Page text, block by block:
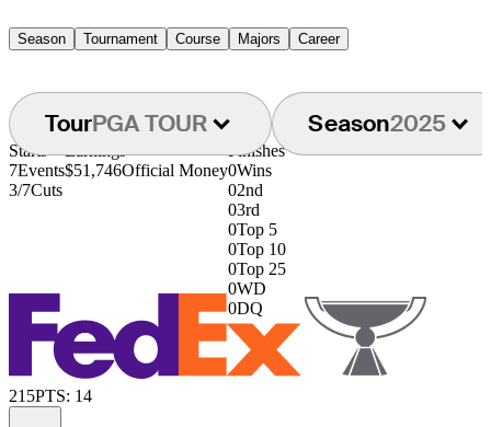
Season Tournament Course Majors Career
TourPGA TOUR Season2025
Starts
7Events
3/7Cuts
Earnings
$51,746Official Money
Finishes
0Wins
02nd
03rd
0Top 5
0Top 10
0Top 25
0WD
0DQ
215PTS: 14